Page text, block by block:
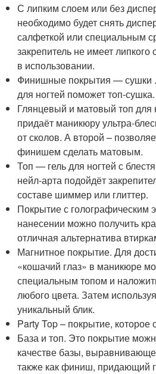
С липким слоем или без
необходимо будет снять
салфеткой или специальным
закрепитель не имеет
в использовании.
Финишные покрытия — сушки
для ногтей поможет топ-сушка.
Глянцевый и матовый топ для
придаёт маникюру ультра-
от сколов. А второй –
финишем сделать матовым.
Топ — гель для ногтей с
нейл-арта подойдёт
составе шиммер или глиттер.
Покрытие с голографическим
нанесении можно получить
отличная альтернатива
Магнитное покрытие. Для
«кошачий глаз» в маникюре
специальным топом и
любого цвета. Затем
уникальный блик.
Party Top – покрытие, которое
База и топ. Это покрытие
качестве базы,
также как финиш, придающий